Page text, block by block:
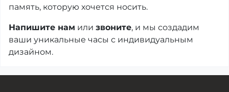
память, которую хочется носить.
Напишите нам или звоните, и мы создадим
ваши уникальные часы с индивидуальным
дизайном.